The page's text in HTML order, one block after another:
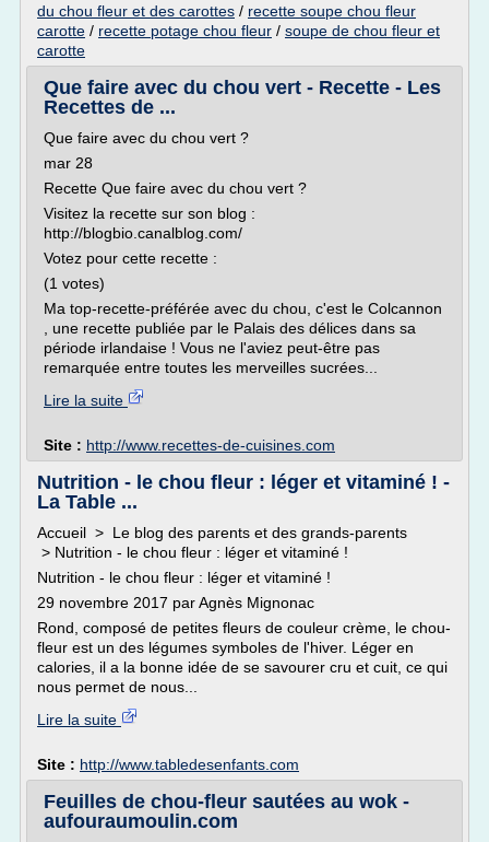
du chou fleur et des carottes / recette soupe chou fleur
carotte / recette potage chou fleur / soupe de chou fleur et
carotte
Que faire avec du chou vert - Recette - Les
Recettes de ...
Que faire avec du chou vert ?
mar 28
Recette Que faire avec du chou vert ?
Visitez la recette sur son blog :
http://blogbio.canalblog.com/
Votez pour cette recette :
(1 votes)
Ma top-recette-préférée avec du chou, c'est le Colcannon
, une recette publiée par le Palais des délices dans sa
période irlandaise ! Vous ne l'aviez peut-être pas
remarquée entre toutes les merveilles sucrées...
Lire la suite
Site : http://www.recettes-de-cuisines.com
Nutrition - le chou fleur : léger et vitaminé ! -
La Table ...
Accueil > Le blog des parents et des grands-parents
> Nutrition - le chou fleur : léger et vitaminé !
Nutrition - le chou fleur : léger et vitaminé !
29 novembre 2017 par Agnès Mignonac
Rond, composé de petites fleurs de couleur crème, le chou-
fleur est un des légumes symboles de l'hiver. Léger en
calories, il a la bonne idée de se savourer cru et cuit, ce qui
nous permet de nous...
Lire la suite
Site : http://www.tabledesenfants.com
Feuilles de chou-fleur sautées au wok -
aufouraumoulin.com